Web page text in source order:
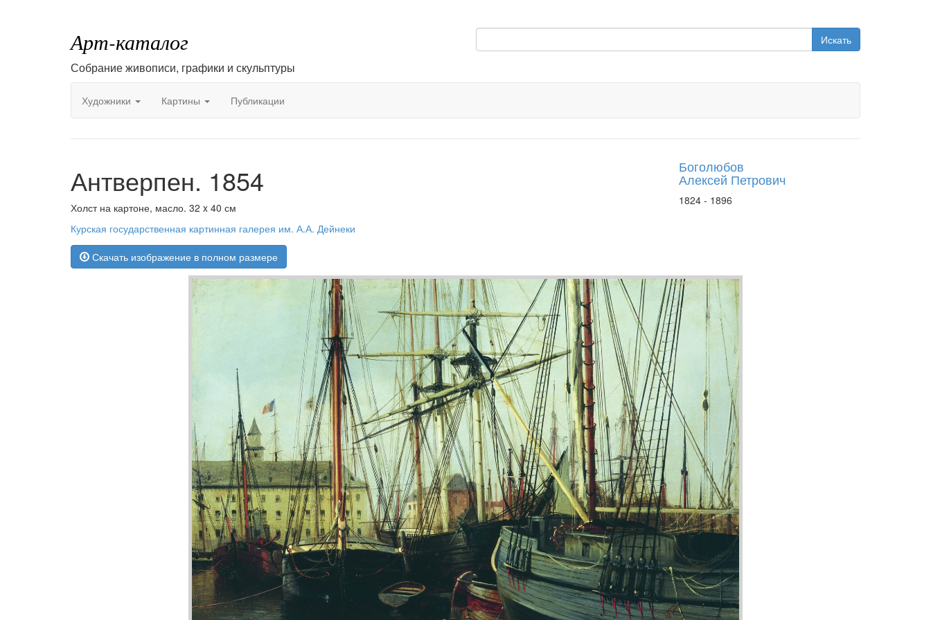
Арт-каталог
Собрание живописи, графики и скульптуры
Искать
Художники Картины Публикации
Антверпен. 1854
Холст на картоне, масло. 32 x 40 см
Курская государственная картинная галерея им. А.А. Дейнеки
Скачать изображение в полном размере
Боголюбов
Алексей Петрович
1824 - 1896